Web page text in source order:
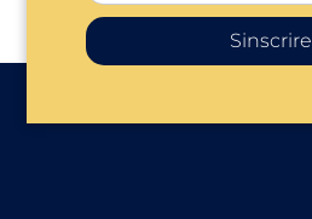
Sinscrire